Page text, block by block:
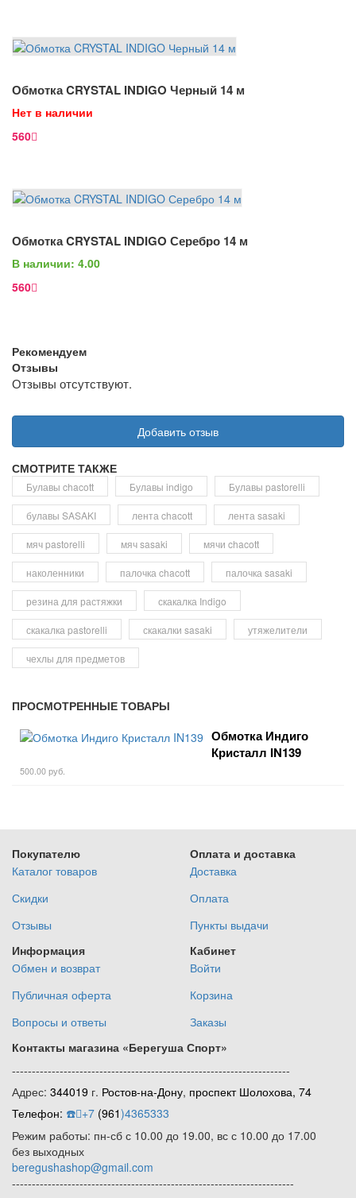
Обмотка CRYSTAL INDIGO Черный 14 м
Нет в наличии
560
Обмотка CRYSTAL INDIGO Серебро 14 м
В наличии: 4.00
560
Рекомендуем
Отзывы
Отзывы отсутствуют.
Добавить отзыв
СМОТРИТЕ ТАКЖЕ
Булавы chacott Булавы indigo Булавы pastorelli
булавы SASAKI лента chacott лента sasaki
мяч pastorelli мяч sasaki мячи chacott
наколенники палочка chacott палочка sasaki
резина для растяжки скакалка Indigo
скакалка pastorelli скакалки sasaki утяжелители
чехлы для предметов
ПРОСМОТРЕННЫЕ ТОВАРЫ
Обмотка Индиго
Кристалл IN139
500.00 руб.
Покупателю
Каталог товаров
Скидки
Отзывы
Оплата и доставка
Доставка
Оплата
Пункты выдачи
Информация
Обмен и возврат
Публичная оферта
Вопросы и ответы
Кабинет
Войти
Корзина
Заказы
Контакты магазина «Берегуша Спорт»
----------------------------------------------------------------------
Адрес: 344019 г. Ростов-на-Дону, проспект Шолохова, 74
Телефон: ☎️ +7 (961)4365333
Режим работы: пн-сб с 10.00 до 19.00, вс с 10.00 до 17.00
без выходных
beregushashop@gmail.com
-----------------------------------------------------------------------